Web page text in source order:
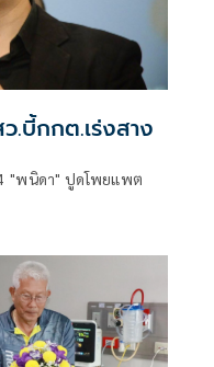
.บี้กกต.เร่งสาง
"พนิดา" ปูดโพยแพต